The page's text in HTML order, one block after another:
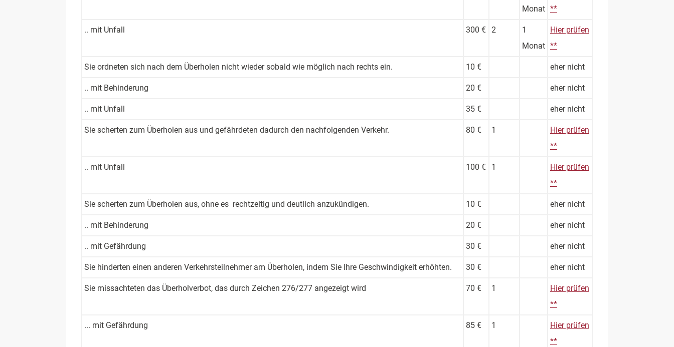
Monat **
.. mit Unfall 300 € 2
1
Monat
Hier prüfen
**
Sie ordneten­ sich nach ­dem Überholen ­nicht wieder ­sobald wie ­möglich nach ­rechts ein. 10 € eher nicht
.. mit Behinderung 20 € eher nicht
.. mit Unfall 35 € eher nicht
Sie scherten ­zum Überholen ­aus und gefährdeten ­dadurch den ­nachfolgenden Verkehr. 80 € 1
Hier prüfen
**
.. mit Unfall 100 € 1
Hier prüfen
**
Sie scherten­ zum Überholen­ aus, ohne es ­ rechtzeitig und ­deutlich anzukündigen. 10 € eher nicht
.. mit Behinderung 20 € eher nicht
.. mit Gefährdung 30 € eher nicht
Sie hinderten ­einen anderen­ Verkehrsteilnehmer ­am Überholen, ­indem Sie ­Ihre Geschwindigkeit ­erhöhten. 30 € eher nicht
Sie miss­achteten das Über­hol­verbot, das durch Zeichen 276/277 an­gezeigt wird 70 € 1
Hier prüfen
**
... mit Ge­fährdung 85 € 1
Hier prüfen
**